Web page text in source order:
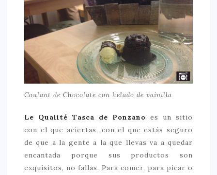
Coulant de Chocolate con helado de vainilla
Le Qualité Tasca de Ponzano
es un sitio
con el que aciertas, con el que estás seguro
de que a la gente a la que llevas va a quedar
encantada porque sus productos son
exquisitos, no fallas. Para comer, para picar o